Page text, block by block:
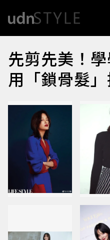
先剪先美！
用「鎖骨髮